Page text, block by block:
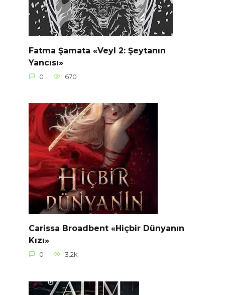
Fatma Şamata «Veyl 2: Şeytanın
Yancısı»
0 670
Carissa Broadbent «Hiçbir Dünyanın
Kızı»
0 3.2k.